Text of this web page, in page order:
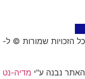
כל הזכויות שמורות © ל- 90FM
האתר נבנה ע"י מדיה-נט